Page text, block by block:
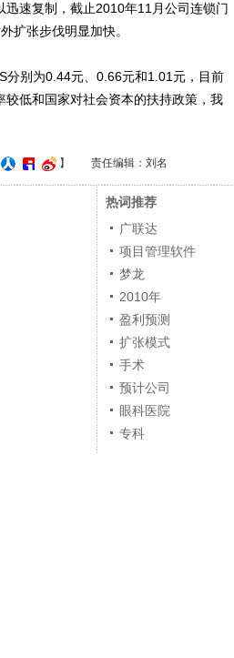
迅速复制，截止2010年11月公司连锁门
扩张步伐明显加快。
别为0.44元、0.66元和1.01元，目前
低和国家对社会资本的扶持政策，我
】 责任编辑：刘名
热词推荐
广联达
项目管理软件
梦龙
2010年
盈利预测
扩张模式
手术
预计公司
眼科医院
专科